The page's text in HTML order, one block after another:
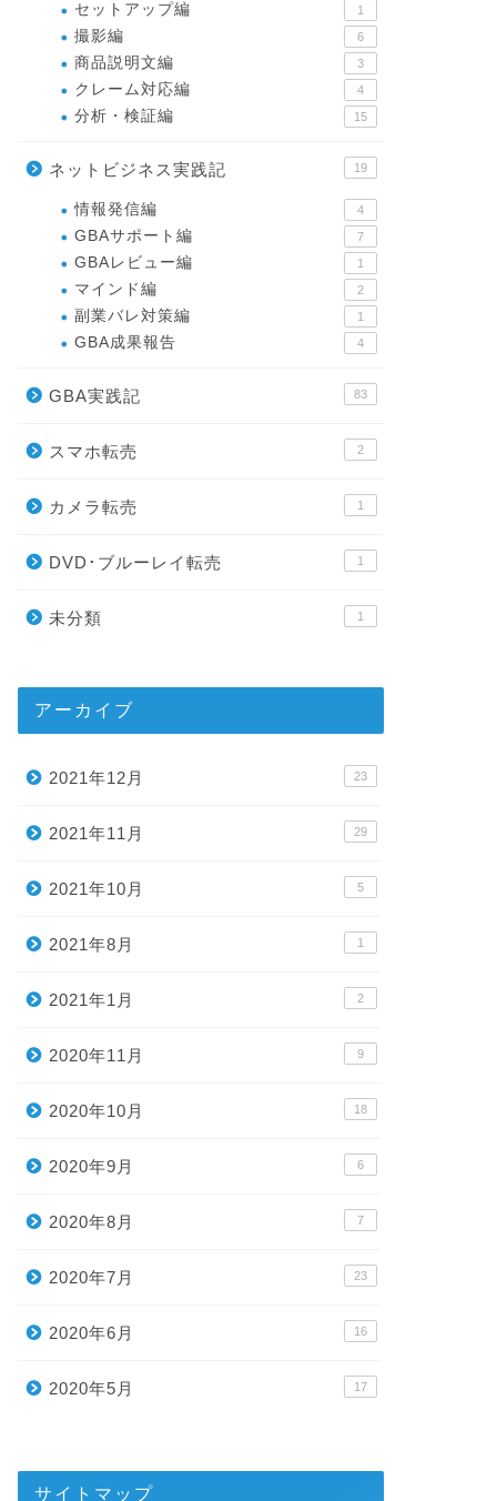
セットアップ編 1
撮影編 6
商品説明文編 3
クレーム対応編 4
分析・検証編 15
ネットビジネス実践記 19
情報発信編 4
GBAサポート編 7
GBAレビュー編 1
マインド編 2
副業バレ対策編 1
GBA成果報告 4
GBA実践記 83
スマホ転売 2
カメラ転売 1
DVD･ブルーレイ転売 1
未分類 1
アーカイブ
2021年12月 23
2021年11月 29
2021年10月 5
2021年8月 1
2021年1月 2
2020年11月 9
2020年10月 18
2020年9月 6
2020年8月 7
2020年7月 23
2020年6月 16
2020年5月 17
サイトマップ